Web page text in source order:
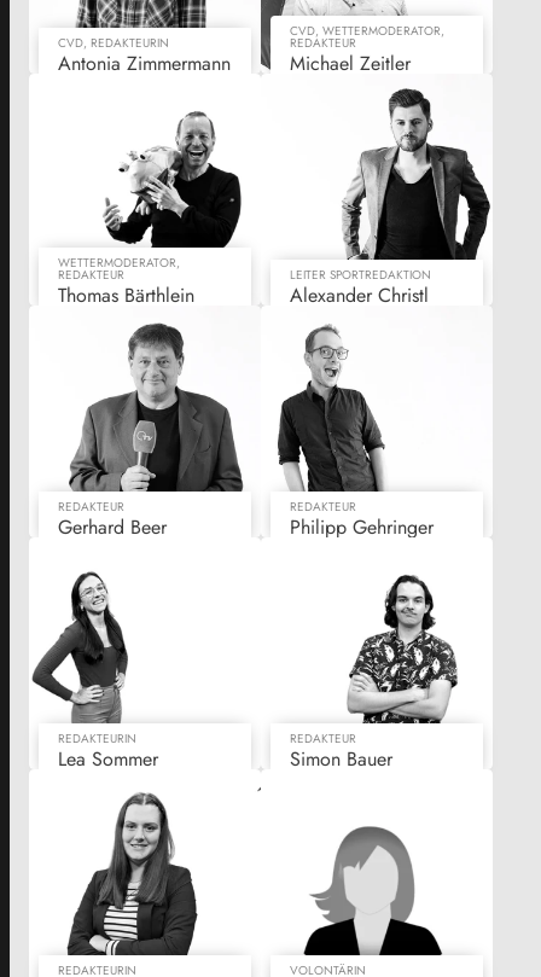
CVD, REDAKTEURIN
Antonia Zimmermann
CVD, WETTERMODERATOR,
REDAKTEUR
Michael Zeitler
WETTERMODERATOR,
REDAKTEUR
Thomas Bärthlein
LEITER SPORTREDAKTION
Alexander Christl
REDAKTEUR
Gerhard Beer
REDAKTEUR
Philipp Gehringer
REDAKTEURIN
Lea Sommer
REDAKTEUR
Simon Bauer
REDAKTEURIN VOLONTÄRIN